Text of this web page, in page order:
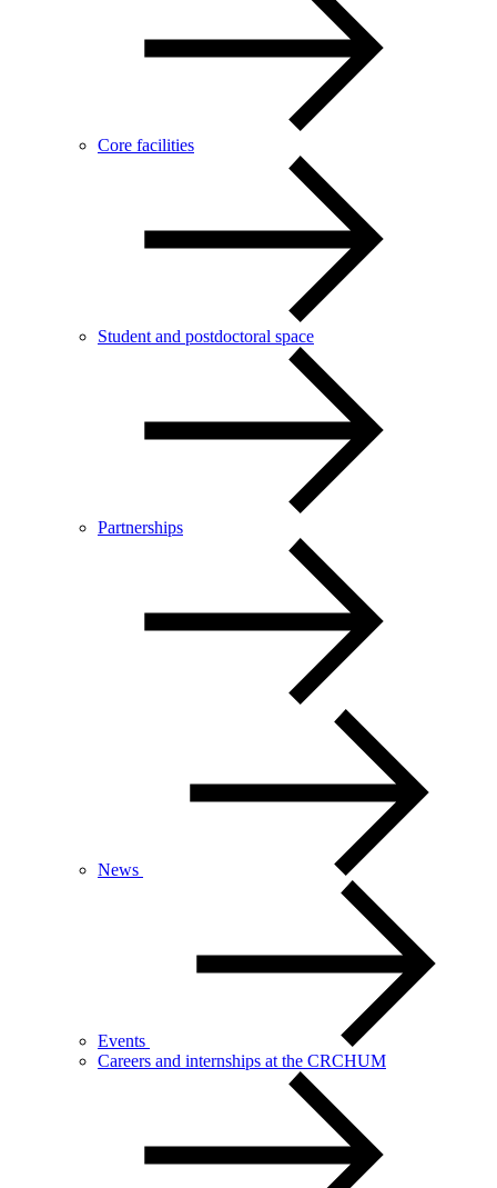
Core facilities
Student and postdoctoral space
Partnerships
News
Events
Careers and internships at the CRCHUM